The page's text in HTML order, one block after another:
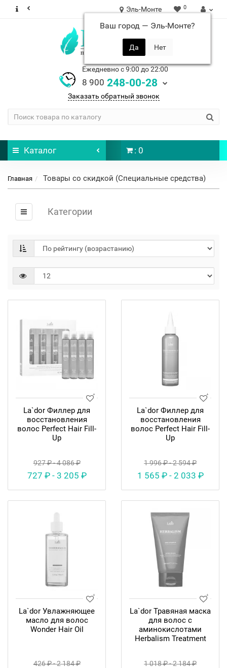
Эль-Монте
Ваш город — Эль-Монте?
0
Ежедневно с 9:00 до 22:00
8 900 248-00-28
Заказать обратный звонок
Каталог : 0
Главная Товары со скидкой (Специальные средства)
Категории
La`dor Филлер для
восстановления
волос Рerfect Нair Fill-
Up
927 ₽ - 4 086 ₽
727 ₽ - 3 205 ₽
La`dor Филлер для
восстановления
волос Perfect Hair Fill-
Up
1 996 ₽ - 2 594 ₽
1 565 ₽ - 2 033 ₽
La`dor Увлажняющее
масло для волос
Wonder Hair Oil
426 ₽ - 2 184 ₽
La`dor Травяная маска
для волос с
аминокислотами
Herbalism Treatment
1 018 ₽ - 2 184 ₽